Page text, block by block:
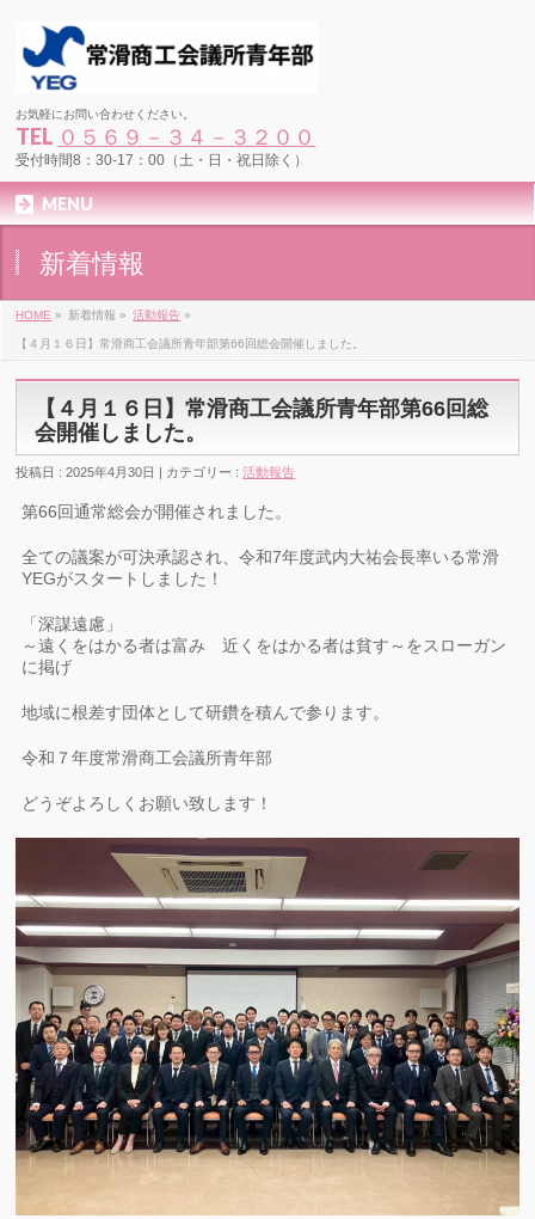
お気軽にお問い合わせください。
TEL ０５６９－３４－３２００
受付時間8：30-17：00（土・日・祝日除く）
MENU
新着情報
HOME » 新着情報 » 活動報告 »
【４月１６日】常滑商工会議所青年部第66回総会開催しました。
【４月１６日】常滑商工会議所青年部第66回総
会開催しました。
投稿日 : 2025年4月30日 | カテゴリー :活動報告
第66回通常総会が開催されました。
全ての議案が可決承認され、令和7年度武内大祐会長率いる常滑
YEGがスタートしました！
「深謀遠慮」
～遠くをはかる者は富み 近くをはかる者は貧す～をスローガン
に掲げ
地域に根差す団体として研鑽を積んで参ります。
令和７年度常滑商工会議所青年部
どうぞよろしくお願い致します！